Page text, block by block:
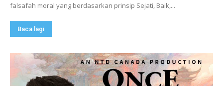
falsafah moral yang berdasarkan prinsip Sejati, Baik,...
Baca lagi